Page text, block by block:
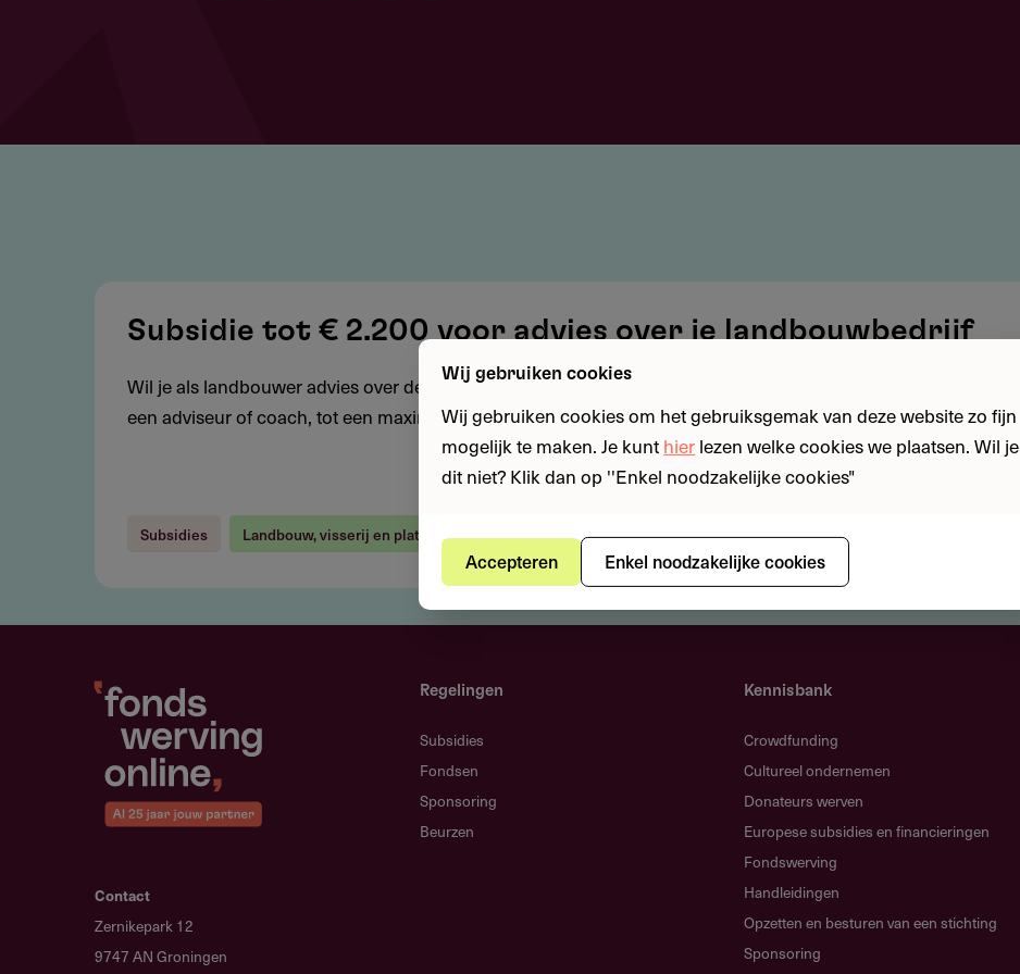
tot
2.200
voor
landbouwbedrijf
Subsidie tot € 2.200 voor advies over je landbouwbedrijf
Wil je als landbouwer advies over de toekomst van je bedrijf? Deze subsidie vergoedt € 200 per gesprek met
een adviseur of coach, tot een maximum van € 2.200 (11 gesprekken). Of het nu gaat om...
Subsidies Landbouw, visserij en platteland
Contact
Zernikepark 12
9747 AN Groningen
Regelingen
Subsidies
Fondsen
Sponsoring
Beurzen
Kennisbank
Crowdfunding
Cultureel ondernemen
Donateurs werven
Europese subsidies en financieringen
Fondswerving
Handleidingen
Opzetten en besturen van een stichting
Sponsoring
Wij gebruiken cookies
Wij gebruiken cookies om het gebruiksgemak van deze website zo fijn
mogelijk te maken. Je kunthierlezen welke cookies we plaatsen. Wil je
dit niet? Klik dan op ''Enkel noodzakelijke cookies"
Accepteren Enkel noodzakelijke cookies